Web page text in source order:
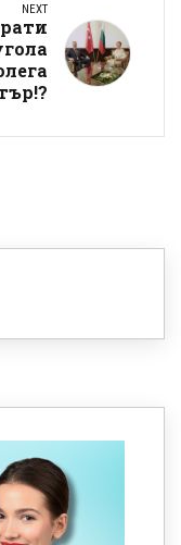
NEXT